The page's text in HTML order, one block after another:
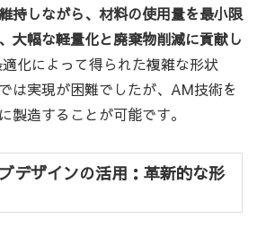
持しながら、材料の使用量を最小限
大幅な軽量化と廃棄物削減に貢献し
化によって得られた複雑な形状
は実現が困難でしたが、AM技術を
製造することが可能です。
デザインの活用：革新的な形